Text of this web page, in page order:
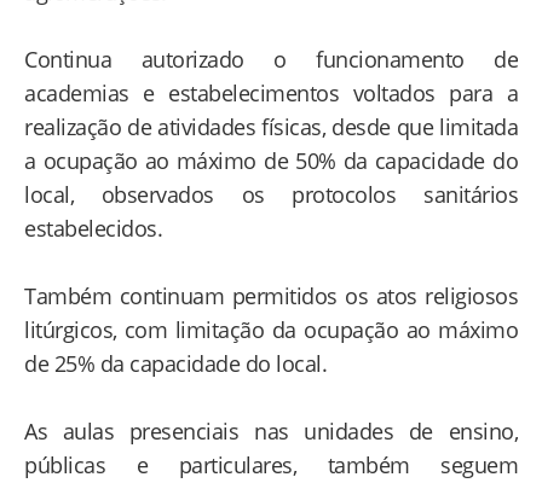
Continua autorizado o funcionamento de
academias e estabelecimentos voltados para a
realização de atividades físicas, desde que limitada
a ocupação ao máximo de 50% da capacidade do
local, observados os protocolos sanitários
estabelecidos.
Também continuam permitidos os atos religiosos
litúrgicos, com limitação da ocupação ao máximo
de 25% da capacidade do local.
As aulas presenciais nas unidades de ensino,
públicas e particulares, também seguem